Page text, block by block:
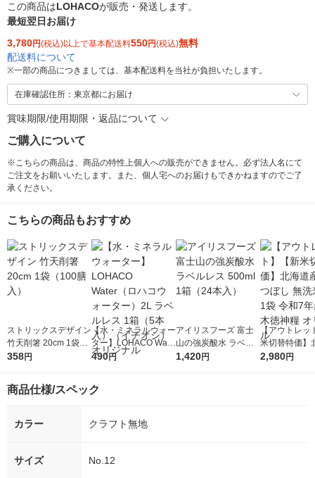
この商品はLOHACOが販売・発送します。
最短翌日お届け
3,780円(税込)以上で基本配送料550円(税込)無料
配送料について
※一部の商品につきましては、基本配送料を当社が負担いたします。
在庫確認住所：東京都にお届け
賞味期限/使用期限・返品について
ご購入について
※こちらの商品は、商品の特性上個人への販売ができません。必ず法人名にて
ご注文をお願いいたします。また、個人宅へのお届けもできかねますのでご了
承ください。
こちらの商品もおすすめ
ストリックスデザイン
竹天削箸 20cm 1袋
（100膳入）
358円
【水・ミネラルウォー
ター】LOHACO Wate
r（ロハコウォータ
シ） オリジナル
490円
アイリスフーズ 富士
山の強炭酸水 ラベル
レス 500ml 1箱（24
1,420円
【アウトレッ
米切替特価】
ななつぼし 無
2,980円
商品仕様/スペック
カラー クラフト無地
サイズ No.12